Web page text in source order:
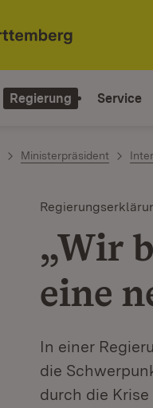
Regierung Service
Ministerpräsident
„Wir
eine
In einer
die
durch die